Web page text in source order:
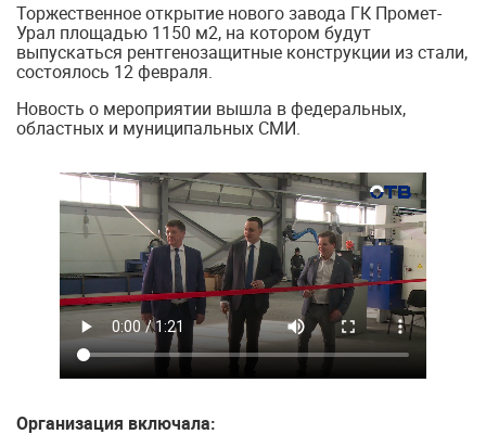
Торжественное открытие нового завода ГК Промет-
Урал площадью 1150 м2, на котором будут
выпускаться рентгенозащитные конструкции из стали,
состоялось 12 февраля.
Новость о мероприятии вышла в федеральных,
областных и муниципальных СМИ.
Организация включала: